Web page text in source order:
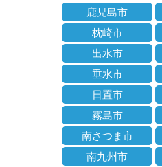
鹿児島市
枕崎市
出水市
垂水市
日置市
霧島市
南さつま市
南九州市